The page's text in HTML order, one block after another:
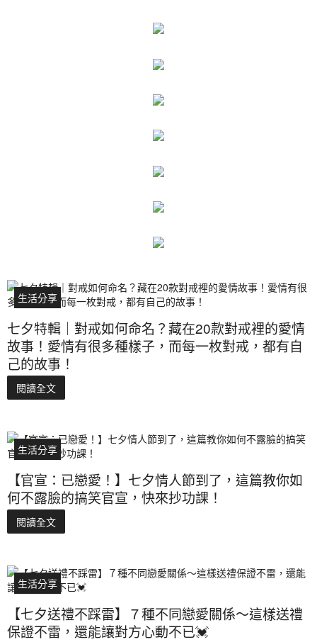
生活分享
七夕特輯｜對戒如何命名？藏在20款對戒裡的愛情
故事！愛情有很多種樣子，而每一枚對戒，都有自
己的故事！
閱讀全文
生活分享
【官宣：已戀愛！】七夕情人節到了，這篇教你如
何不露臉的搞笑官宣，快來抄功課！
閱讀全文
生活分享
【七夕送禮不踩雷】７種不同戀愛關係～這樣送禮
保證不雷，還能讓對方心動不已💓